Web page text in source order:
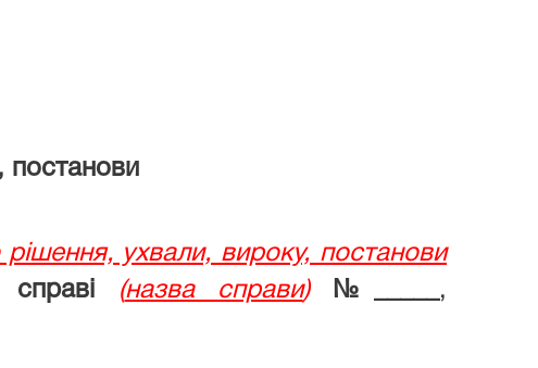
постанови
рішення, ухвали, вироку, постанови
справі (назва справи) №_____ ,